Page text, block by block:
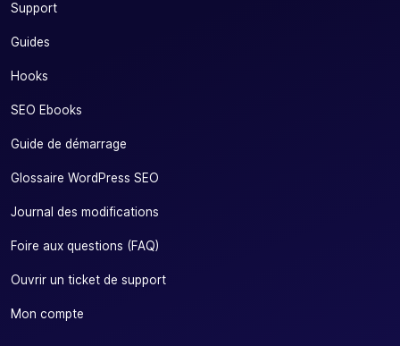
Support
Guides
Hooks
SEO Ebooks
Guide de démarrage
Glossaire WordPress SEO
Journal des modifications
Foire aux questions (FAQ)
Ouvrir un ticket de support
Mon compte